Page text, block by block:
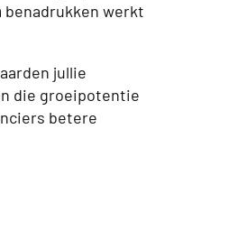
benadrukken werkt
jullie
die groeipotentie
betere